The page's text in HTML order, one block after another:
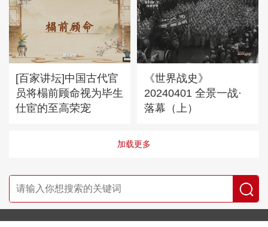
[百家讲坛]中国古代官
员将榻前顾命视为毕生
仕宦的至高荣宠
《世界战史》
20240401 全景一战·
落幕（上）
加载更多